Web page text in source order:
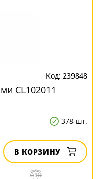
239848
CL102011
378 шт.
В КОРЗИНУ